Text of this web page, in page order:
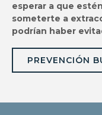
esperar a que
someterte a
podrían haber
PREVENCIÓN